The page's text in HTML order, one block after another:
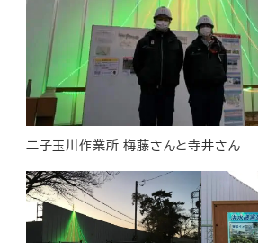
二子玉川作業所 梅藤さんと寺井さん